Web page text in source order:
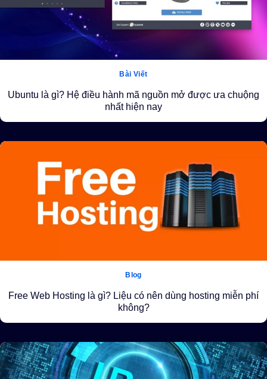
Bài Viết
Ubuntu là gì? Hệ điều hành mã nguồn mở được ưa chuộng
nhất hiện nay
Blog
Free Web Hosting là gì? Liệu có nên dùng hosting miễn phí
không?